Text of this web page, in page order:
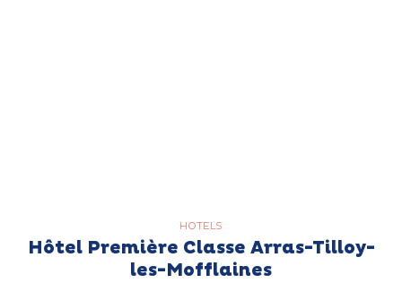
HOTELS
Hôtel Première Classe Arras-Tilloy-
les-Mofflaines